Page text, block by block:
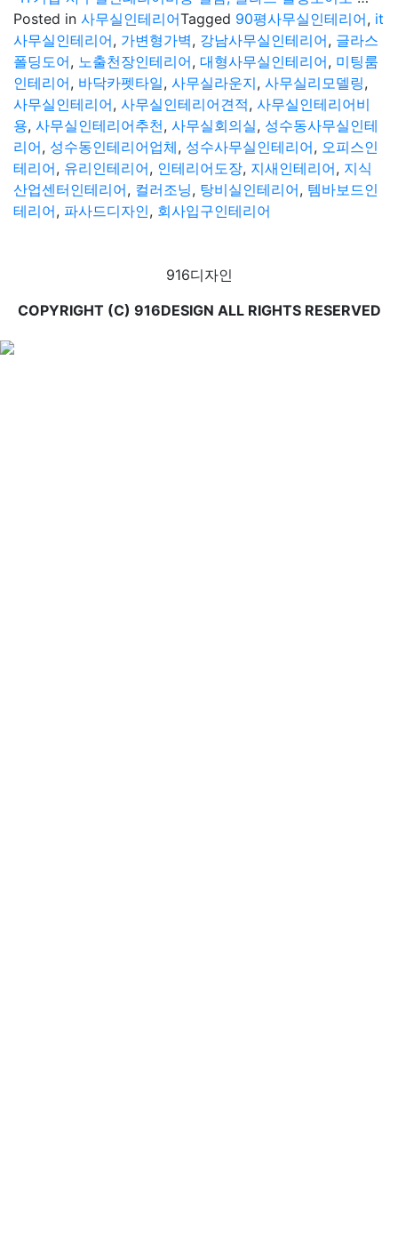
Posted in 사무실인테리어Tagged 90평사무실인테리어, it
사무실인테리어, 가변형가벽, 강남사무실인테리어, 글라스
폴딩도어, 노출천장인테리어, 대형사무실인테리어, 미팅룸
인테리어, 바닥카펫타일, 사무실라운지, 사무실리모델링,
사무실인테리어, 사무실인테리어견적, 사무실인테리어비
용, 사무실인테리어추천, 사무실회의실, 성수동사무실인테
리어, 성수동인테리어업체, 성수사무실인테리어, 오피스인
테리어, 유리인테리어, 인테리어도장, 지새인테리어, 지식
산업센터인테리어, 컬러조닝, 탕비실인테리어, 템바보드인
테리어, 파사드디자인, 회사입구인테리어
916디자인
COPYRIGHT (C) 916DESIGN ALL RIGHTS RESERVED